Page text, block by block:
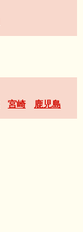
宮崎 鹿児島